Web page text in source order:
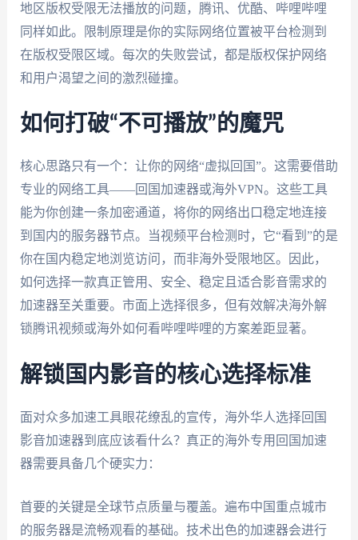
地区版权受限无法播放的问题，腾讯、优酷、哔哩哔哩
同样如此。限制原理是你的实际网络位置被平台检测到
在版权受限区域。每次的失败尝试，都是版权保护网络
和用户渴望之间的激烈碰撞。
如何打破“不可播放”的魔咒
核心思路只有一个：让你的网络“虚拟回国”。这需要借助
专业的网络工具——回国加速器或海外VPN。这些工具
能为你创建一条加密通道，将你的网络出口稳定地连接
到国内的服务器节点。当视频平台检测时，它“看到”的是
你在国内稳定地浏览访问，而非海外受限地区。因此，
如何选择一款真正管用、安全、稳定且适合影音需求的
加速器至关重要。市面上选择很多，但有效解决海外解
锁腾讯视频或海外如何看哔哩哔哩的方案差距显著。
解锁国内影音的核心选择标准
面对众多加速工具眼花缭乱的宣传，海外华人选择回国
影音加速器到底应该看什么？真正的海外专用回国加速
器需要具备几个硬实力：
首要的关键是全球节点质量与覆盖。遍布中国重点城市
的服务器是流畅观看的基础。技术出色的加速器会进行